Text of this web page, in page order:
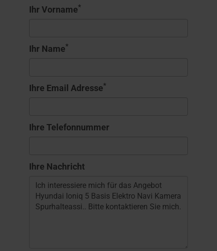
Ihr Vorname*
Ihr Name*
Ihre Email Adresse*
Ihre Telefonnummer
Ihre Nachricht